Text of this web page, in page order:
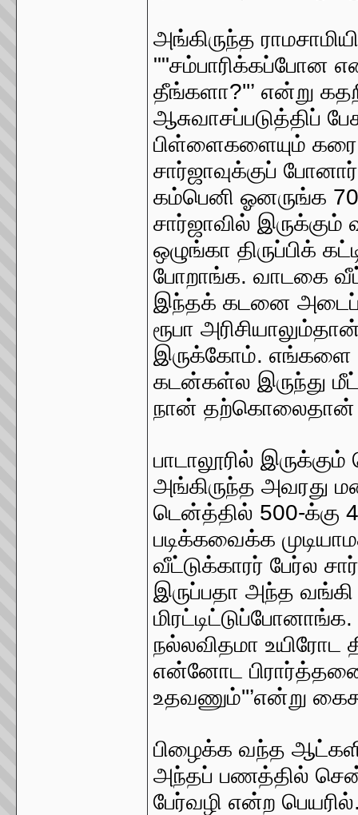
அங்கிருந்த
""சம்பாரிக்கப்போன
தீங்களா?''’ என்று
ஆசுவாசப்படுத்திப்
பிள்ளைகளையும்
சார்ஜாவுக்குப்
கம்பெனி ஓனருங்க
சார்ஜாவில்
ஒழுங்கா திருப்பிக்
போறாங்க. வாடகை
இந்தக் கடனை
ரூபா
இருக்கோம். எங்களை
கடன்கள்ல இருந்து
நான் தற்கொலைதான்
பாடாலூரில்
அங்கிருந்த அவரது
டென்த்தில் 500-க்கு
படிக்கவைக்க
வீட்டுக்காரர் பேர்ல
இருப்பதா அந்த
நல்லவிதமா உயிரோட
என்னோட
உதவணும்''’என்று
பிழைக்க வந்த
அந்தப் பணத்தில்
பேர்வழி என்ற